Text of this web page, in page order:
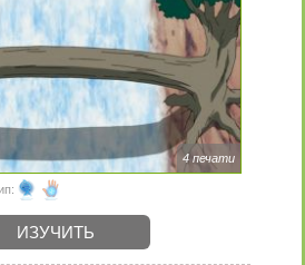
4 печати
ИЗУЧИТЬ